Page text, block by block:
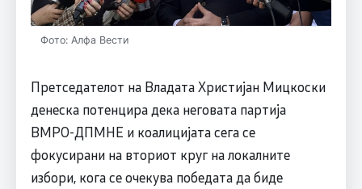
Фото: Алфа Вести
Претседателот на Владата Христијан Мицкоски
денеска потенцира дека неговата партија
ВМРО-ДПМНЕ и коалицијата сега се
фокусирани на вториот круг на локалните
избори, кога се очекува победата да биде